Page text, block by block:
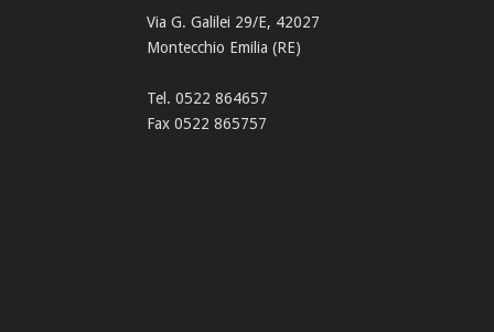
Via G. Galilei 29/E, 42027
Montecchio Emilia (RE)
Tel. 0522 864657
Fax 0522 865757